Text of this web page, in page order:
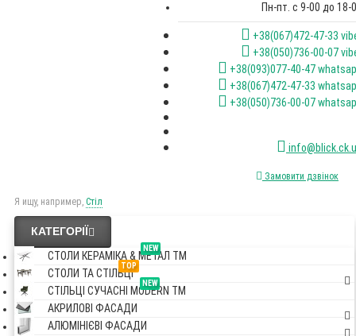
Пн-пт. с 9-00 до 18-
+38(067)472-47-33
+38(050)736-00-07
+38(093)077-40-47
+38(067)472-47-33
+38(050)736-00-07
Замовити дзвінок
Я ищу, например, Стіл
КАТЕГОРІЇ
NEW
СТОЛИ КЕРАМІКА & МЕТАЛ TM
TOP
СТОЛИ ТА СТІЛЬЦІ
NEW
СТІЛЬЦІ СУЧАСНІ MODERN TM
АКРИЛОВІ ФАСАДИ
АЛЮМІНІЄВІ ФАСАДИ